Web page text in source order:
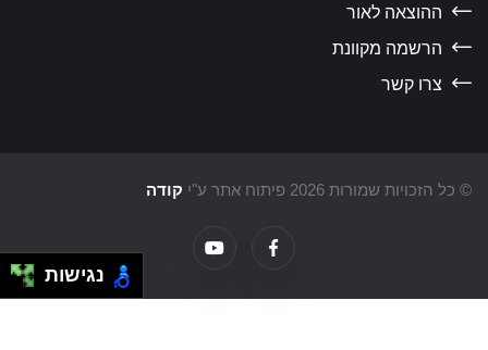
ההוצאה לאור
הרשמה מקוונת
צרו קשר
הזכויות שמורות 2026 פיתוח אתר ע"י קודה
נגישות